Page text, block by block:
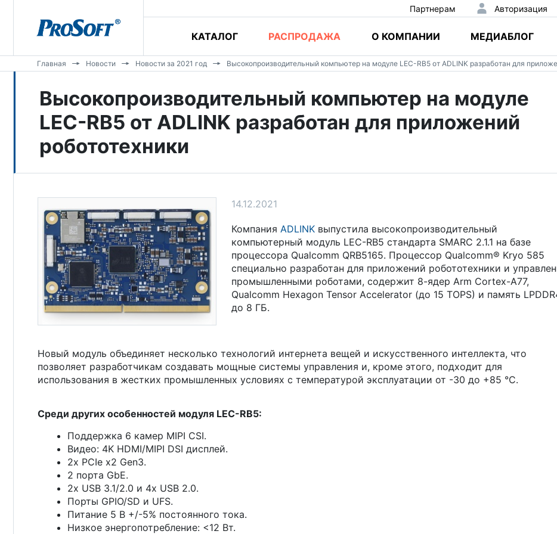
Партнерам Авторизация
КАТАЛОГ РАСПРОДАЖА О КОМПАНИИ МЕДИАБЛОГ
Главная Новости Новости за 2021 год Высокопроизводительный компьютер на модуле LEC-RB5 от ADLINK разработан для
Высокопроизводительный компьютер на модуле
LEC-RB5 от ADLINK разработан для приложений
робототехники
14.12.2021
Компания ADLINK выпустила высокопроизводительный
компьютерный модуль LEC-RB5 стандарта SMARC 2.1.1 на базе
процессора Qualcomm QRB5165. Процессор Qualcomm® Kryo 585
специально разработан для приложений робототехники и
промышленными роботами, содержит 8-ядер Arm Cortex-A77,
Qualcomm Hexagon Tensor Accelerator (до 15 TOPS) и память
до 8 ГБ.
Новый модуль объединяет несколько технологий интернета вещей и искусственного интеллекта, что
позволяет разработчикам создавать мощные системы управления и, кроме этого, подходит для
использования в жестких промышленных условиях с температурой эксплуатации от -30 до +85 °C.
Среди других особенностей модуля LEC-RB5:
Поддержка 6 камер MIPI CSI.
Видео: 4K HDMI/MIPI DSI дисплей.
2x PCIe x2 Gen3.
2 порта GbE.
2x USB 3.1/2.0 и 4x USB 2.0.
Порты GPIO/SD и UFS.
Питание 5 В +/-5% постоянного тока.
Низкое энергопотребление: <12 Вт.